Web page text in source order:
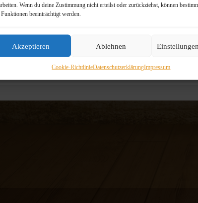
Wenn du deine Zustimmung nicht erteilst oder zurückziehst, können
beeinträchtigt werden.
Akzeptieren Ablehnen
Cookie-RichtlinieDatenschutzerklärungImpressum